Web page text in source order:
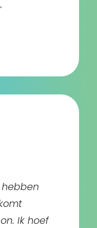
hebben
Ik hoef